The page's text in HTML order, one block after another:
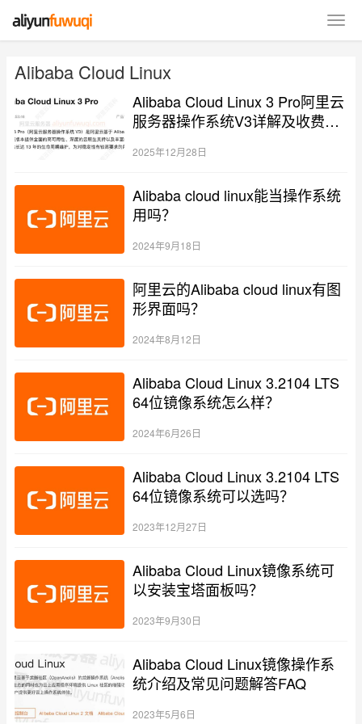
Alibaba Cloud Linux
Alibaba Cloud Linux 3 Pro阿里云
服务器操作系统V3详解及收费价
2025年12月28日
Alibaba cloud linux能当操作系统
用吗？
2024年9月18日
阿里云的Alibaba cloud linux有图
形界面吗？
2024年8月12日
Alibaba Cloud Linux 3.2104 LTS
64位镜像系统怎么样？
2024年6月26日
Alibaba Cloud Linux 3.2104 LTS
64位镜像系统可以选吗？
2023年12月27日
Alibaba Cloud Linux镜像系统可
以安装宝塔面板吗？
2023年9月30日
Alibaba Cloud Linux镜像操作系
统介绍及常见问题解答FAQ
2023年5月6日